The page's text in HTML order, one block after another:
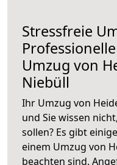
Stressfreie
Umzug von
Niebüll
Ihr Umzug von
und Sie wissen
sollen? Es gibt
einem Umzug von
beachten sind.